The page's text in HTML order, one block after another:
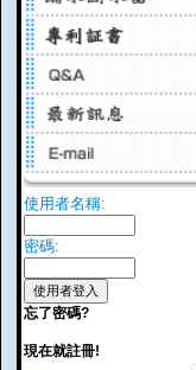
使用者名稱:
密碼:
忘了密碼?
現在就註冊!